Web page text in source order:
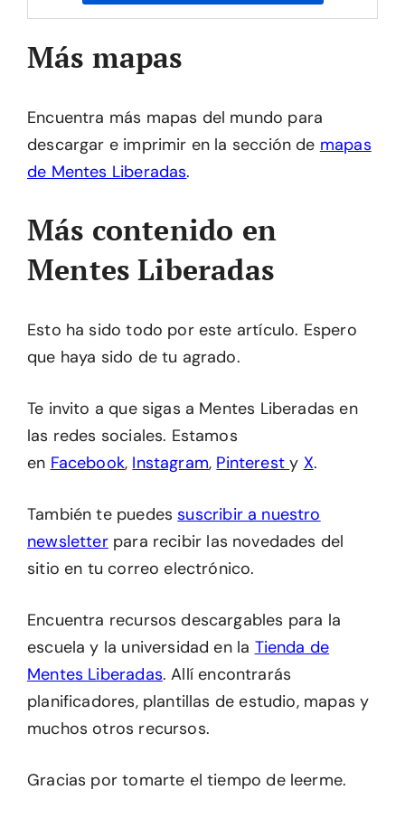
Más mapas
Encuentra más mapas del mundo para
descargar e imprimir en la sección de mapas
de Mentes Liberadas.
Más contenido en
Mentes Liberadas
Esto ha sido todo por este artículo. Espero
que haya sido de tu agrado.
Te invito a que sigas a Mentes Liberadas en
las redes sociales. Estamos
en Facebook, Instagram, Pinteresty X.
También te puedessuscribir a nuestro
newsletterpara recibir las novedades del
sitio en tu correo electrónico.
Encuentra recursos descargables para la
escuela y la universidad en la Tienda de
Mentes Liberadas. Allí encontrarás
planificadores, plantillas de estudio, mapas y
muchos otros recursos.
Gracias por tomarte el tiempo de leerme.